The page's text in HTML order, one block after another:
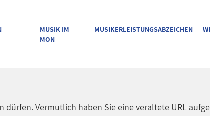
MUSIK IM
MON
MUSIKERLEISTUNGSABZEICHEN
dürfen. Vermutlich haben Sie eine veraltete URL